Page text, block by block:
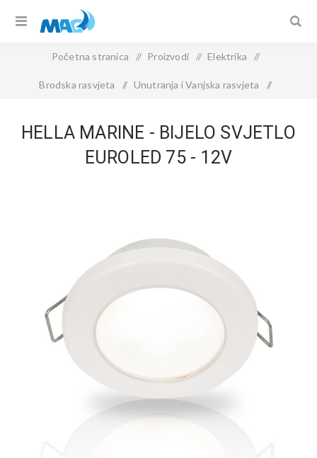
Početna stranica / Proizvodi / Elektrika /
Brodska rasvjeta / Unutranja i Vanjska rasvjeta /
HELLA MARINE - BIJELO SVJETLO
EUROLED 75 - 12V